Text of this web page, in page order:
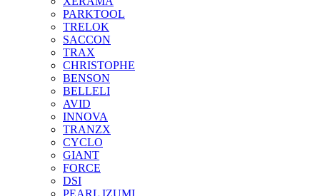
PARKTOOL
TRELOK
SACCON
TRAX
CHRISTOPHE
BENSON
BELLELI
AVID
INNOVA
TRANZX
CYCLO
GIANT
FORCE
DSI
PEARL IZUMI